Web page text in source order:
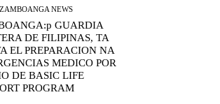
NEWS
GUARDIA
DE FILIPINAS, TA
EL PREPARACION NA
MEDICO POR
DE BASIC LIFE
PROGRAM